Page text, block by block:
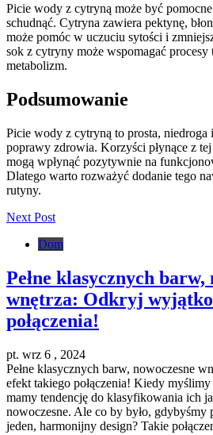
Picie wody z cytryną może być
schudnąć. Cytryna zawiera pektynę,
może pomóc w uczuciu sytości i
sok z cytryny może wspomagać
metabolizm.
Podsumowanie
Picie wody z cytryną to prosta, niedroga
poprawy zdrowia. Korzyści płynące z
mogą wpłynąć pozytywnie na
Dlatego warto rozważyć dodanie tego
rutyny.
Next Post
Dom
Pełne klasycznych barw,
wnętrza: Odkryj
połączenia!
pt. wrz 6 , 2024
Pełne klasycznych barw, nowoczesne
efekt takiego połączenia! Kiedy
mamy tendencję do klasyfikowania ich
nowoczesne. Ale co by było, gdybyśmy
jeden, harmonijny design? Takie